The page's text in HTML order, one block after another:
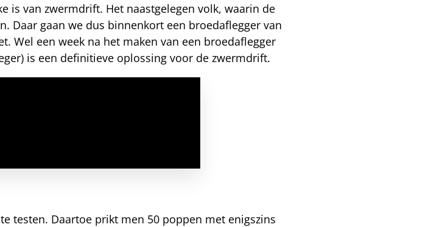
is van zwermdrift. Het naastgelegen volk, waarin de
Daar gaan we dus binnenkort een broedaflegger van
Wel een week na het maken van een broedaflegger
is een definitieve oplossing voor de zwermdrift.
testen. Daartoe prikt men 50 poppen met enigszins